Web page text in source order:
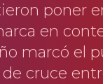
poner
en
marcó el
cruce